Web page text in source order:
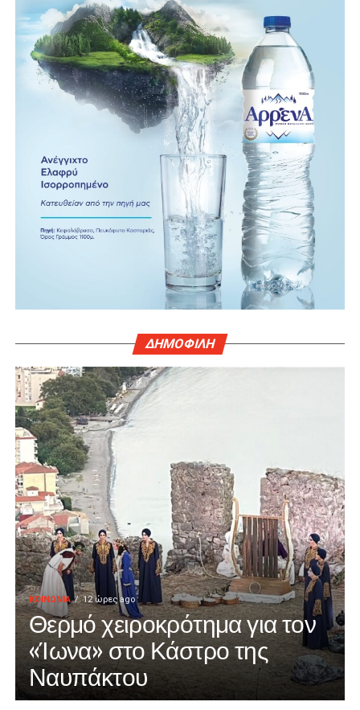
ΔΗΜΟΦΙΛΗ
ΚΟΙΝΩΝΙΑ 12 ώρες ago
Θερμό χειροκρότημα για τον
«Ίωνα» στο Κάστρο της
Ναυπάκτου